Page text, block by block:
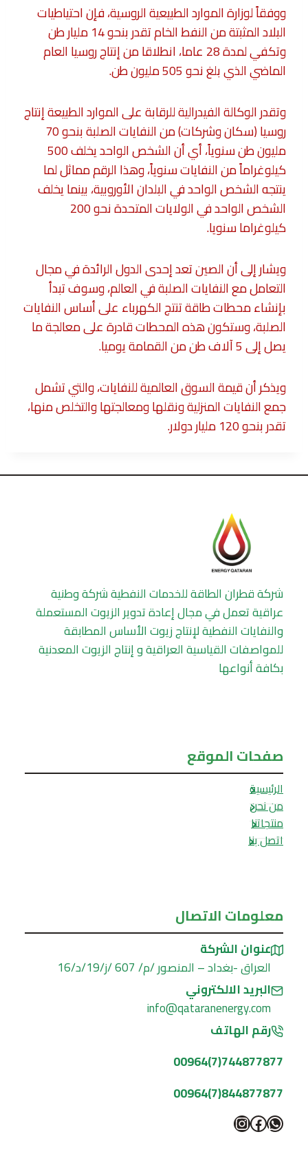
ووفقاً لوزارة الموارد الطبيعية الروسية، فإن احتياطيات
البلاد المثبتة من النفط الخام تقدر بنحو 14 مليار طن
وتكفي لمدة 28 عاما، انطلاقا من إنتاج روسيا العام
الماضي الذي بلغ نحو 505 مليون طن.
وتقدر الوكالة الفيدرالية للرقابة على الموارد الطبيعة إنتاج
روسيا (سكان وشركات) من النفايات الصلبة بنحو 70
مليون طن سنوياً، أي أن الشخص الواحد يخلف 500
كيلوغراماً من النفايات سنوياً، وهذا الرقم مماثل لما
ينتجه الشخص الواحد في البلدان الأوروبية، بينما يخلف
الشخص الواحد في الولايات المتحدة نحو 200
كيلوغراما سنويا.
ويشار إلى أن الصين تعد إحدى الدول الرائدة في مجال
التعامل مع النفايات الصلبة في العالم، وسوف تبدأ
بإنشاء محطات طاقة تنتج الكهرباء على أساس النفايات
الصلبة، وستكون هذه المحطات قادرة على معالجة ما
يصل إلى 5 آلاف طن من القمامة يوميا.
ويذكر أن قيمة السوق العالمية للنفايات، والتي تشمل
جمع النفايات المنزلية ونقلها ومعالجتها والتخلص منها،
تقدر بنحو 120 مليار دولار.
شركة قطران الطاقة للخدمات النفطية شركة وطنية
عراقية تعمل في مجال إعادة تدوير الزيوت المستعملة
والنفايات النفطية لإنتاج زيوت الأساس المطابقة
للمواصفات القياسية العراقية و إنتاج الزيوت المعدنية
بكافة أنواعها
صفحات الموقع
الرئيسية
من نحن
منتجاتنا
اتصل بنا
معلومات الاتصال
عنوان الشركة
العراق -بغداد – المنصور /م/ 607 /ز/19/د/16
البريد الالكتروني
info@qataranenergy.com
رقم الهاتف
744877877(7)00964
844877877(7)00964
واتساب
فيسبوك
إنستجرام